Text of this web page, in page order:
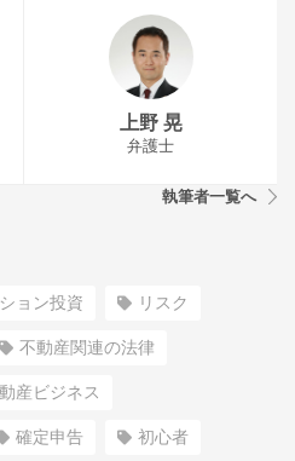
上野 晃
弁護士
執筆者一覧へ
ョン投資 リスク
不動産関連の法律
産ビジネス
確定申告 初心者